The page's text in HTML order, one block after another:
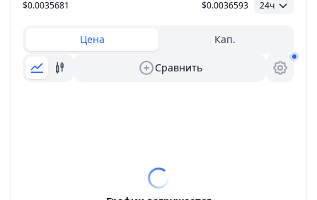
Ценовой диапазон
$0.0035681 $0.0036593 24ч
Цена Кап.
Сравнить